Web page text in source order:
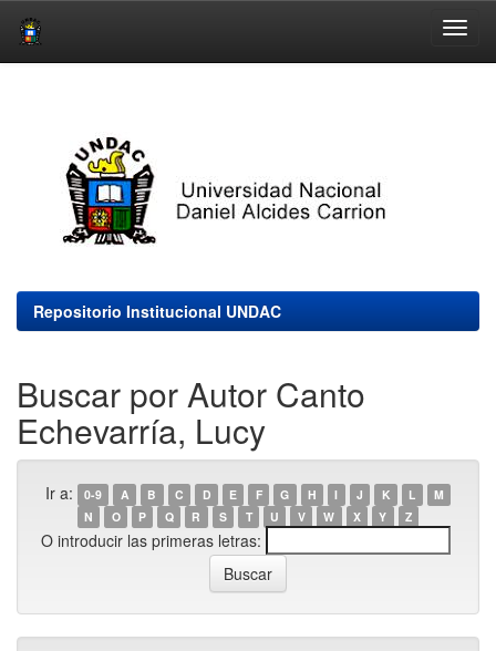
Repositorio Institucional UNDAC
Buscar por Autor Canto
Echevarría, Lucy
Ir a: 0-9 A B C D E F G H I J K L
M
N
O P Q R S T U V W X Y Z
O introducir las primeras letras: